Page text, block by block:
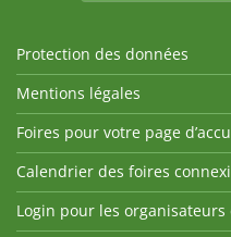
Protection des données
Mentions légales
Foires pour votre page
Calendrier des foires
Login pour les organisateurs